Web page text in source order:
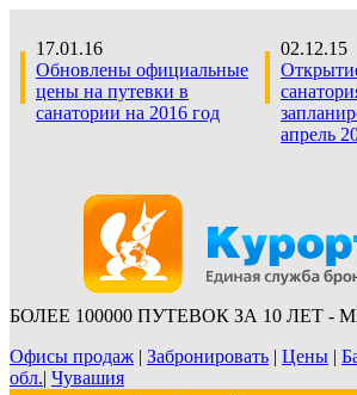
17.01.16
Обновлены официальные
цены на путевки в
санатории на 2016 год
02.12.15
апрель
БОЛЕЕ 100000 ПУТЕВОК ЗА 10 ЛЕТ
Офисы продаж | Забронировать | Цены |
обл.| Чувашия